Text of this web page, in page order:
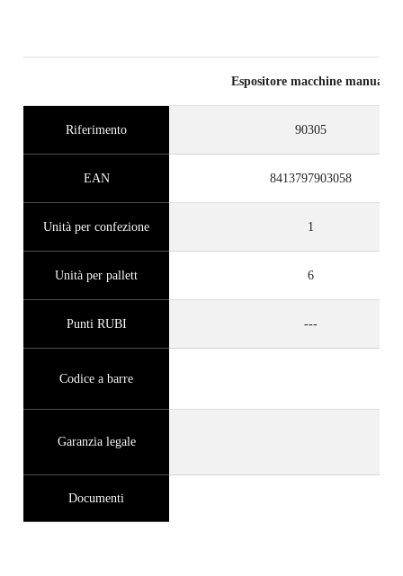
Espositore macchine manuali
Riferimento 90305
EAN 8413797903058
Unità per confezione 1
Unità per pallett 6
Punti RUBI ---
Codice a barre
Garanzia legale
Documenti